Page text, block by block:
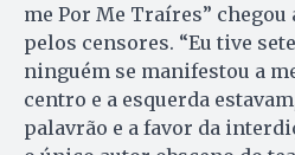
me Por Me Traíres” chegou
pelos censores. “Eu tive
ninguém se manifestou a
centro e a esquerda
palavrão e a favor da